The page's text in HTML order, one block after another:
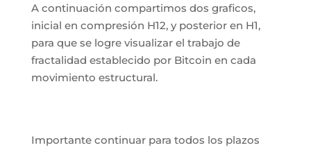
A continuación compartimos dos graficos,
inicial en compresión H12, y posterior en H1,
para que se logre visualizar el trabajo de
fractalidad establecido por Bitcoin en cada
movimiento estructural.
Importante continuar para todos los plazos